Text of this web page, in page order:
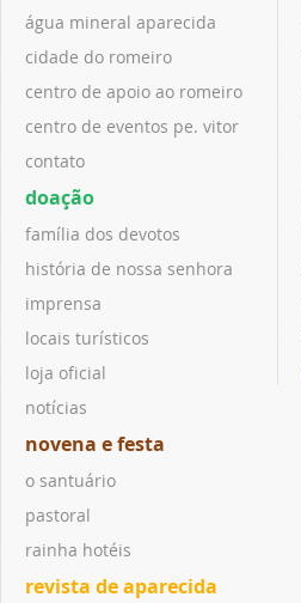
água mineral aparecida
cidade do romeiro
centro de apoio ao romeiro
centro de eventos pe. vitor
contato
doação
família dos devotos
história de nossa senhora
imprensa
locais turísticos
loja oficial
notícias
novena e festa
o santuário
pastoral
rainha hotéis
revista de aparecida